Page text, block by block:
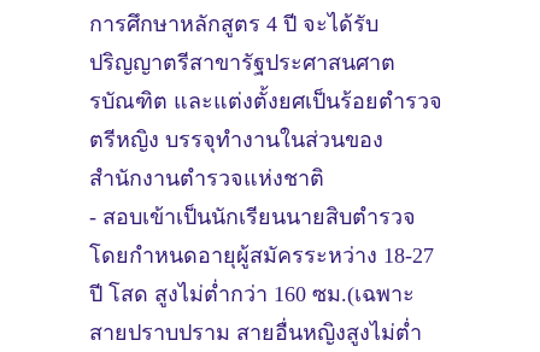
การศึกษาหลักสูตร 4 ปี จะได้รับ
ปริญญาตรีสาขารัฐประศาสนศาต
รบัณฑิต และแต่งตั้งยศเป็นร้อยตำรวจ
ตรีหญิง บรรจุทำงานในส่วนของ
สำนักงานตำรวจแห่งชาติ
- สอบเข้าเป็นนักเรียนนายสิบตำรวจ
โดยกำหนดอายุผู้สมัครระหว่าง 18-27
ปี โสด สูงไม่ต่ำกว่า 160 ซม.(เฉพาะ
สายปราบปราม สายอื่นหญิงสูงไม่ต่ำ